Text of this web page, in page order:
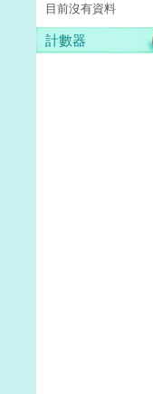
目前沒有資料
計數器